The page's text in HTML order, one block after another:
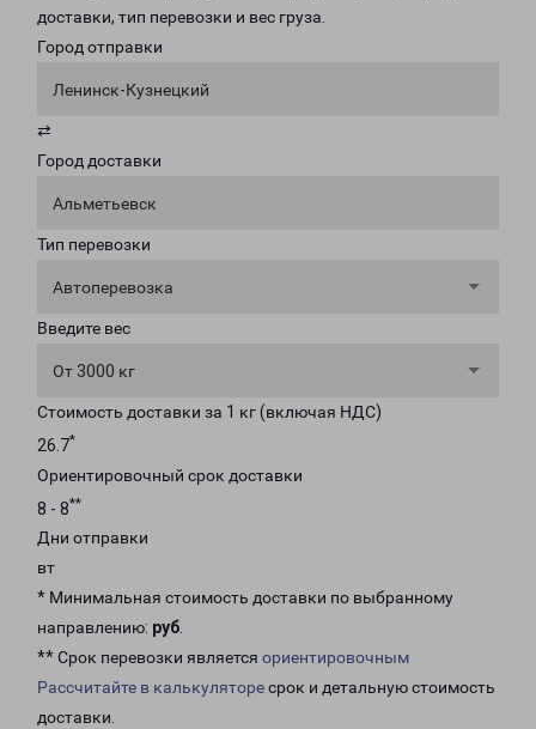
доставки, тип перевозки и вес груза.
Город отправки
Ленинск-Кузнецкий
⇄
Город доставки
Альметьевск
Тип перевозки
Автоперевозка
Введите вес
От 3000 кг
Стоимость доставки за 1 кг (включая НДС)
26.7*
Ориентировочный срок доставки
8 - 8**
Дни отправки
вт
* Минимальная стоимость доставки по выбранному
направлению: руб.
** Срок перевозки является ориентировочным
Рассчитайте в калькуляторесрок и детальную стоимость
доставки.